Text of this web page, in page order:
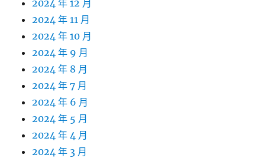
2024 年 12 月
2024 年 11 月
2024 年 10 月
2024 年 9 月
2024 年 8 月
2024 年 7 月
2024 年 6 月
2024 年 5 月
2024 年 4 月
2024 年 3 月